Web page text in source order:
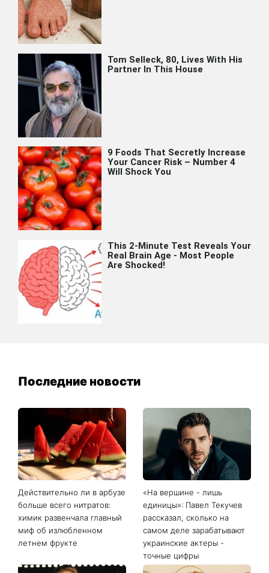
Последние новости
Действительно ли в арбузе
больше всего нитратов:
химик развенчала главный
миф об излюбленном
летнем фрукте
«На вершине - лишь
единицы»: Павел Текучев
рассказал, сколько на
самом деле зарабатывают
украинские актеры -
точные цифры